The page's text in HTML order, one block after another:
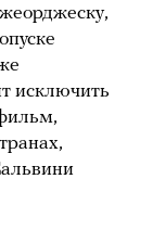
исключить